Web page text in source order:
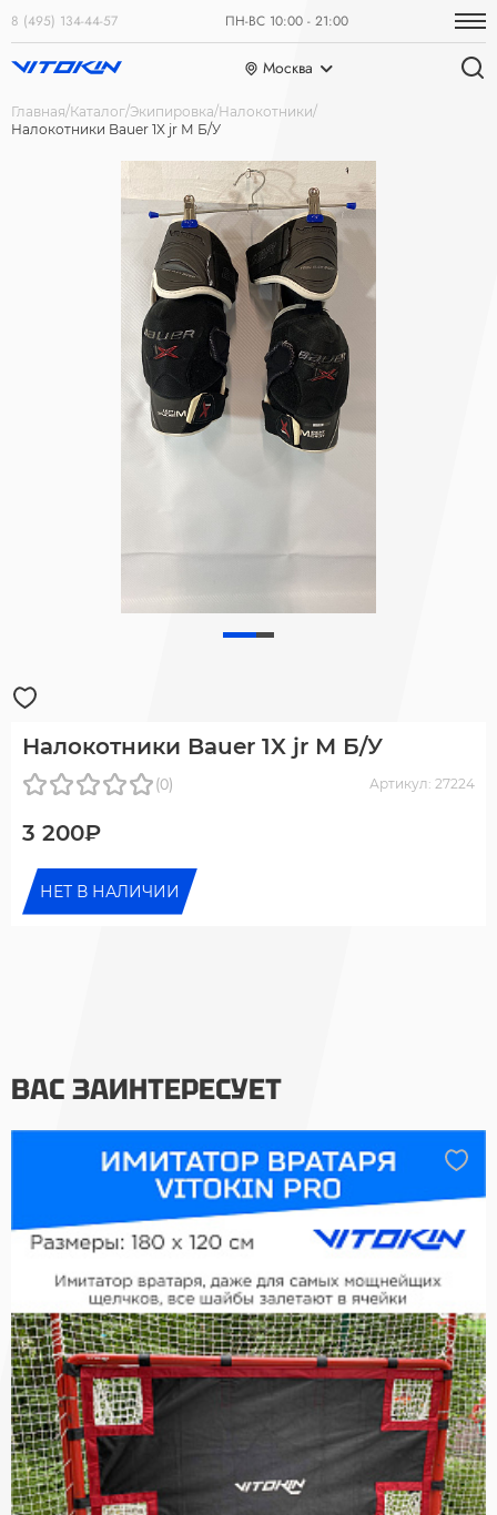
8 (495) 134-44-57 ПН-ВС 10:00 - 21:00
Москва
Главная Каталог Экипировка Налокотники
Налокотники Bauer 1X jr М Б/У
Налокотники Bauer 1X jr М Б/У
(0) Артикул: 27224
3 200₽
НЕТ В НАЛИЧИИ
ВАС ЗАИНТЕРЕСУЕТ